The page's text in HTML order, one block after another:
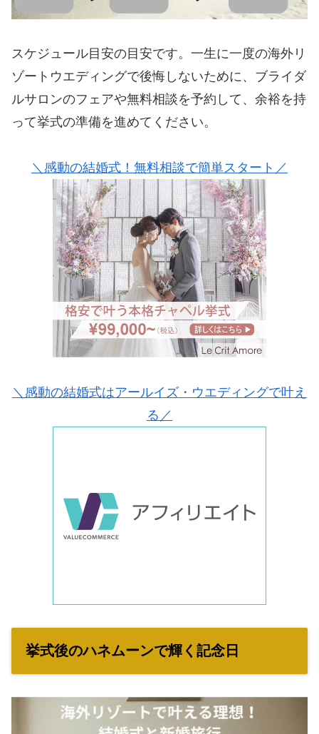
スケジュール目安の目安です。一生に一度の海外リ
ゾートウエディングで後悔しないために、ブライダ
ルサロンのフェアや無料相談を予約して、余裕を持
って挙式の準備を進めてください。
＼感動の結婚式！無料相談で簡単スタート／
＼感動の結婚式はアールイズ・ウエディングで叶え
る／
挙式後のハネムーンで輝く記念日